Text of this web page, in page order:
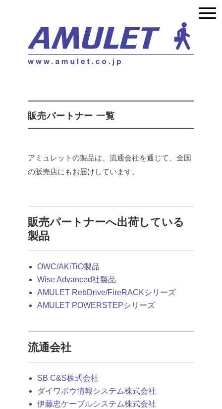
販売パートナー 一覧
アミュレットの製品は、流通会社を通じて、全国
の販売店にもお届けしています。
販売パートナーへ出荷している
製品
OWC/AKiTiO製品
Wise Advanced社製品
AMULET RebDrive/FireRACKシリーズ
AMULET POWERSTEPシリーズ
流通会社
SB C&S株式会社
ダイワボウ情報システム株式会社
伊藤忠ケーブルシステム株式会社